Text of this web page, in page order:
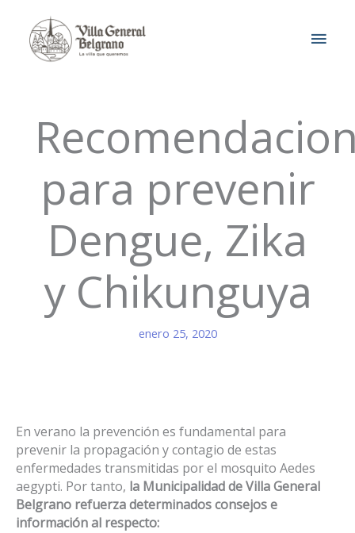
contenido
para prevenir
Dengue, Zika
y Chikunguya
enero 25, 2020
En verano la prevención es fundamental para
prevenir la propagación y contagio de estas
enfermedades transmitidas por el mosquito Aedes
aegypti. Por tanto, la Municipalidad de Villa General
Belgrano refuerza determinados consejos e
información al respecto: